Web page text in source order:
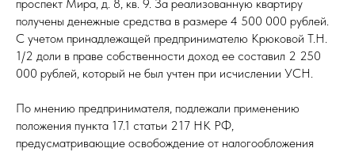
проспект Мира, д. 8, кв. 9. За реализованную квартиру
получены денежные средства в размере 4 500 000 рублей.
С учетом принадлежащей предпринимателю Крюковой Т.Н.
1/2 доли в праве собственности доход ее составил 2 250
000 рублей, который не был учтен при исчислении УСН.
По мнению предпринимателя, подлежали применению
положения пункта 17.1 статьи 217 НК РФ,
предусматривающие освобождение от налогообложения